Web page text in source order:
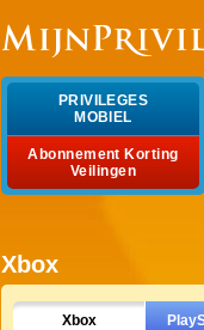
PRIVILEGES
MOBIEL
Abonnement Korting
Veilingen
Xbox
Xbox